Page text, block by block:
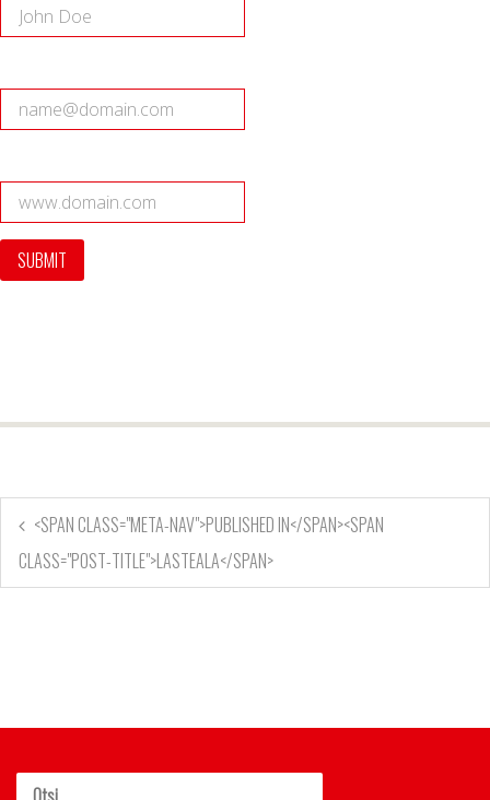
<SPAN CLASS="META-NAV">PUBLISHED IN</SPAN><SPAN
CLASS="POST-TITLE">LASTEALA</SPAN>